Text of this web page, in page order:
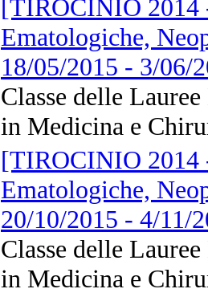
[TIROCINIO
Ematologiche,
18/05/2015 - 3/06/
Classe delle
in Medicina e
[TIROCINIO 2014
Ematologiche,
20/10/2015 - 4/11/
Classe delle
in Medicina e